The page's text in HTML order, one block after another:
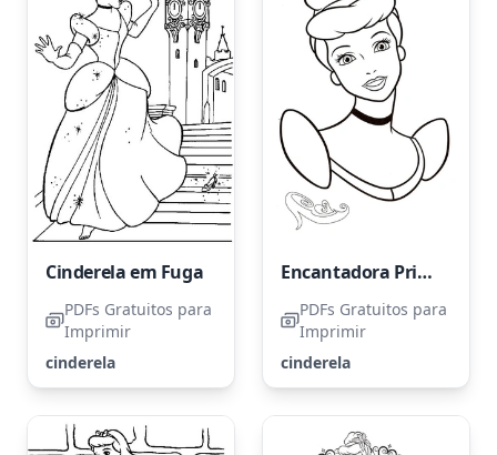
Cinderela em Fuga
PDFs Gratuitos para
Imprimir
cinderela
Encantadora Princesa Cinderela
PDFs Gratuitos para
Imprimir
cinderela